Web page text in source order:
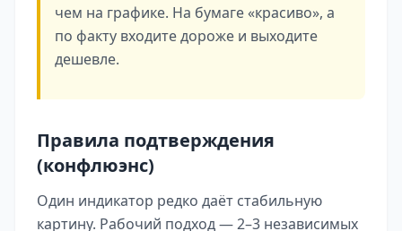
чем на графике. На бумаге «красиво», а
по факту входите дороже и выходите
дешевле.
Правила подтверждения
(конфлюэнс)
Один индикатор редко даёт стабильную
картину. Рабочий подход — 2–3 независимых